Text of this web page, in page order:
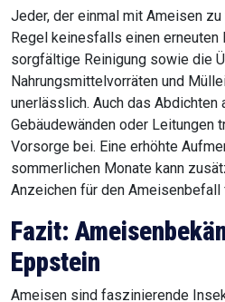
Jeder, der einmal mit Ameisen
Regel keinesfalls einen erneuten
sorgfältige Reinigung sowie die
Nahrungsmittelvorräten und
unerlässlich. Auch das
Gebäudewänden oder Leitungen
Vorsorge bei. Eine erhöhte
sommerlichen Monate kann
Anzeichen für den
Fazit:
Eppstein
Ameisen sind faszinierende